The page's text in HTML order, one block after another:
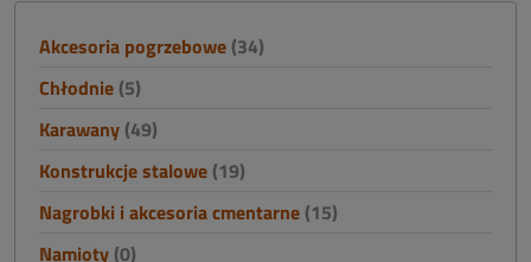
Akcesoria pogrzebowe (34)
Chłodnie (5)
Karawany (49)
Konstrukcje stalowe (19)
Nagrobki i akcesoria cmentarne (15)
Namioty (0)